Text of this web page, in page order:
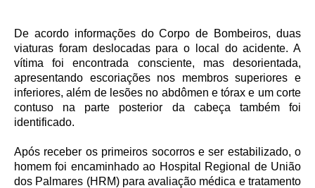
De acordo informações do Corpo de Bombeiros, duas
viaturas foram deslocadas para o local do acidente. A
vítima foi encontrada consciente, mas desorientada,
apresentando escoriações nos membros superiores e
inferiores, além de lesões no abdômen e tórax e um corte
contuso na parte posterior da cabeça também foi
identificado.
Após receber os primeiros socorros e ser estabilizado, o
homem foi encaminhado ao Hospital Regional de União
dos Palmares (HRM) para avaliação médica e tratamento